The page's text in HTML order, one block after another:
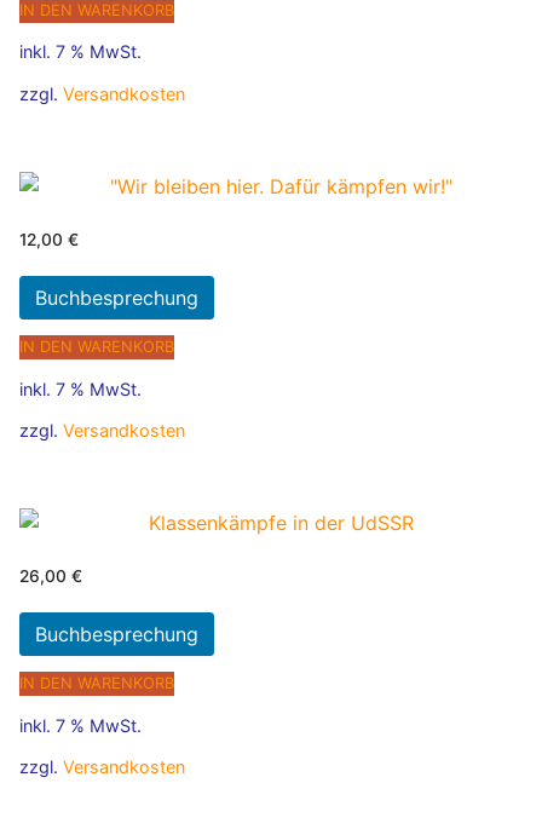
IN DEN WARENKORB
inkl. 7 % MwSt.
zzgl. Versandkosten
12,00 €
Buchbesprechung
IN DEN WARENKORB
inkl. 7 % MwSt.
zzgl. Versandkosten
26,00 €
Buchbesprechung
IN DEN WARENKORB
inkl. 7 % MwSt.
zzgl. Versandkosten